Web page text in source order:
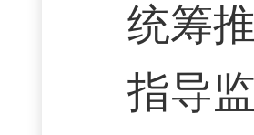
统筹
指导